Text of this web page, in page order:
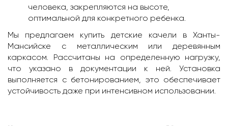
человека, закрепляются на высоте,
оптимальной для конкретного ребенка.
Мы предлагаем купить детские качели в Ханты-
Мансийске с металлическим или деревянным
каркасом. Рассчитаны на определенную нагрузку,
что указано в документации к ней. Установка
выполняется с бетонированием, это обеспечивает
устойчивость даже при интенсивном использовании.